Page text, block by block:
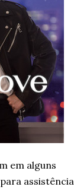
em alguns
assistência